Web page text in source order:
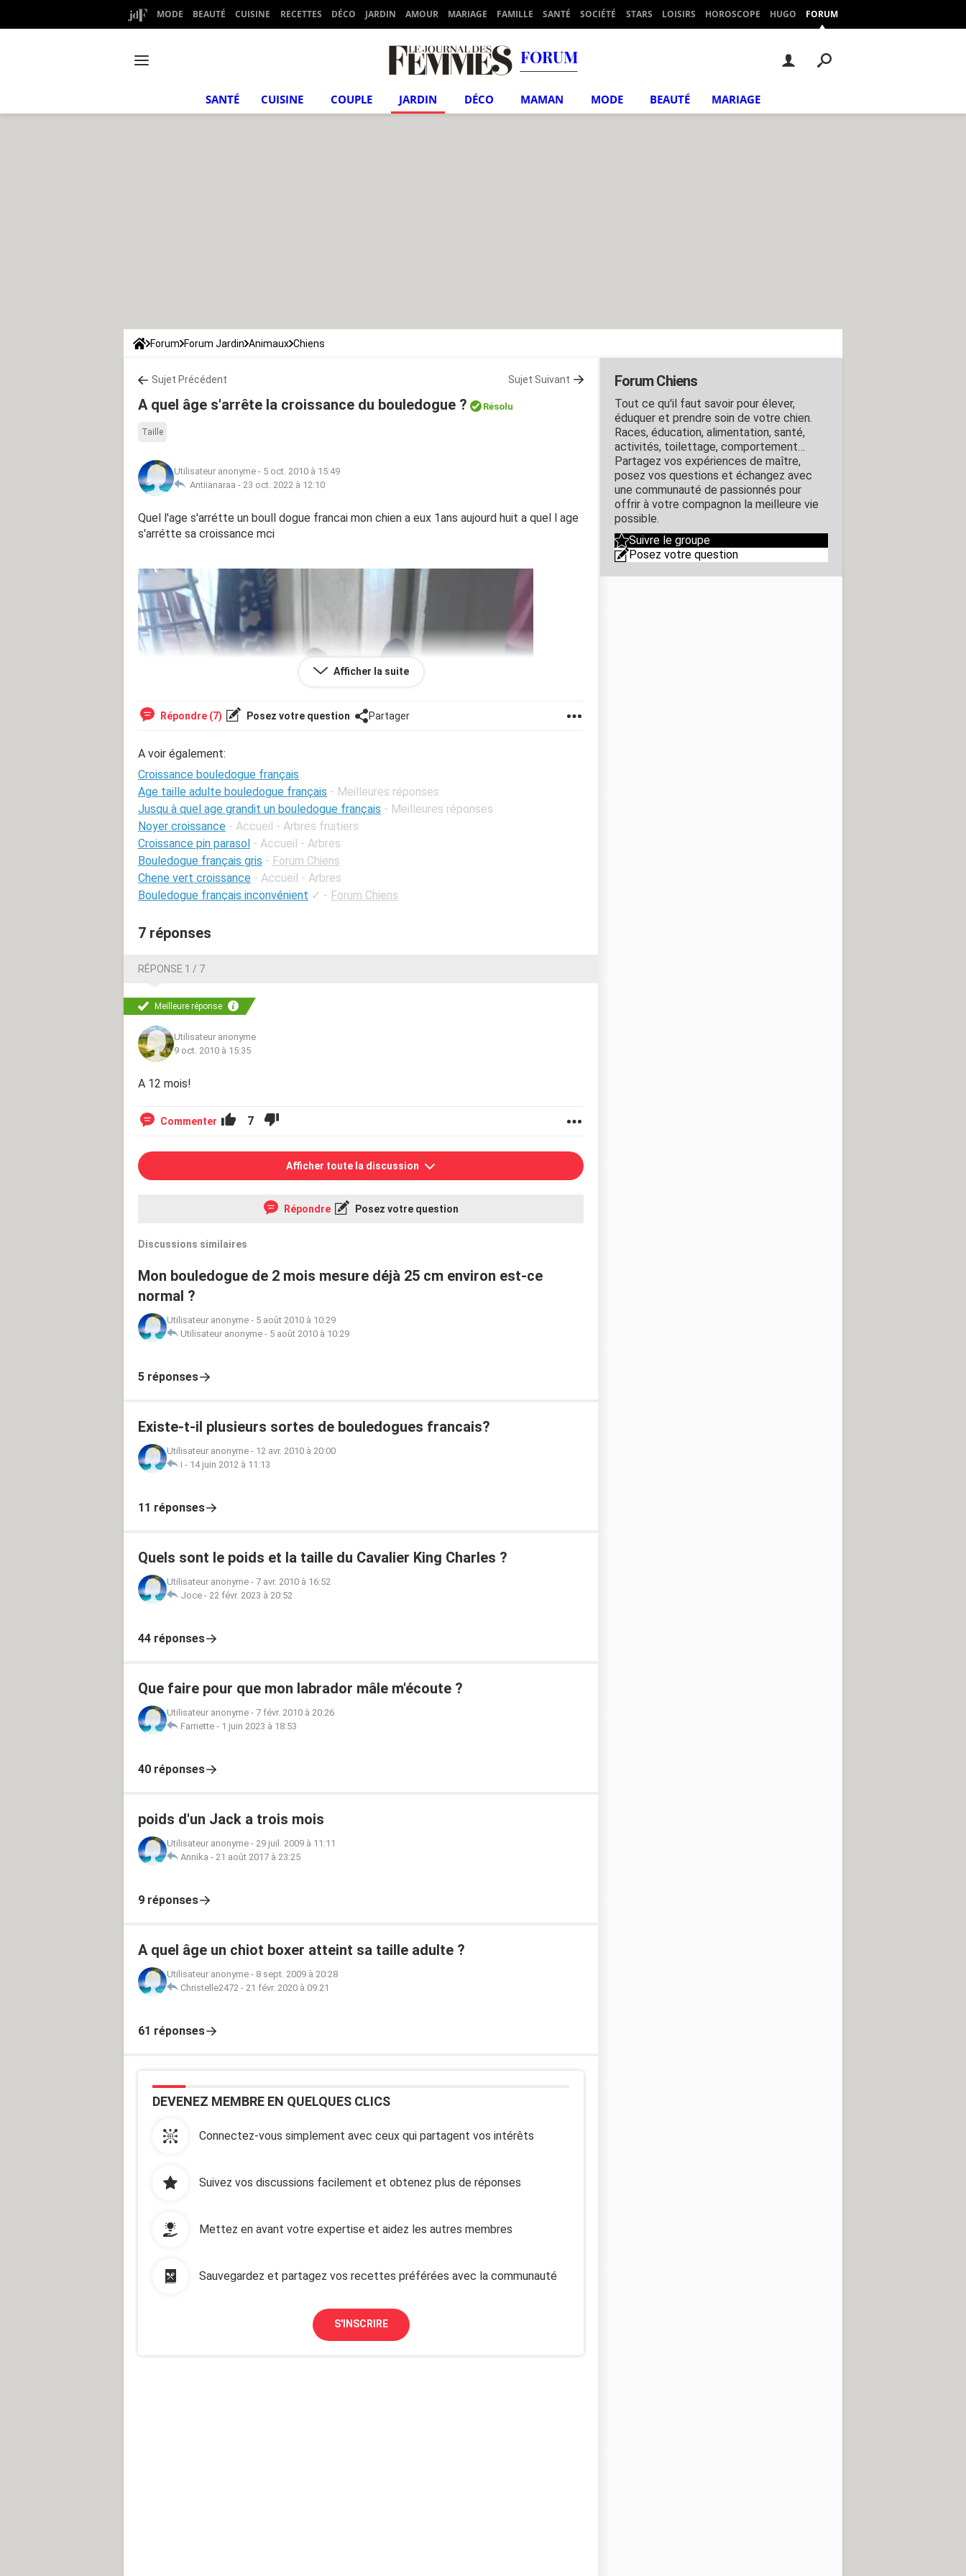
MODE BEAUTÉ CUISINE RECETTES DÉCO JARDIN AMOUR MARIAGE FAMILLE SANTÉ SOCIÉTÉ STARS LOISIRS HOROSCOPE HUGO FORUM
FORUM
SANTÉ CUISINE COUPLE JARDIN DÉCO MAMAN MODE BEAUTÉ MARIAGE
Forum Forum Jardin Animaux Chiens
Sujet Précédent Sujet Suivant
A quel âge s'arrête la croissance du bouledogue ? Résolu
Taille
Utilisateur anonyme - 5 oct. 2010 à 15:49
Antiianaraa - 23 oct. 2022 à 12:10
Quel l'age s'arrétte un boull dogue francai mon chien a eux 1ans aujourd huit a quel l age
s'arrétte sa croissance mci
Afficher la suite
Répondre (7) Posez votre question Partager
A voir également:
Croissance bouledogue français
Age taille adulte bouledogue français - Meilleures réponses
Jusqu à quel age grandit un bouledogue français - Meilleures réponses
Noyer croissance - Accueil - Arbres fruitiers
Croissance pin parasol - Accueil - Arbres
Bouledogue français gris - Forum Chiens
Chene vert croissance - Accueil - Arbres
Bouledogue français inconvénient ✓ - Forum Chiens
7 réponses
RÉPONSE 1 / 7
Meilleure réponse
Utilisateur anonyme
9 oct. 2010 à 15:35
A 12 mois!
Commenter 7
Afficher toute la discussion
Répondre Posez votre question
Discussions similaires
Mon bouledogue de 2 mois mesure déjà 25 cm environ est-ce
normal ?
Utilisateur anonyme - 5 août 2010 à 10:29
Utilisateur anonyme - 5 août 2010 à 10:29
5 réponses
Existe-t-il plusieurs sortes de bouledogues francais?
Utilisateur anonyme - 12 avr. 2010 à 20:00
i - 14 juin 2012 à 11:13
11 réponses
Quels sont le poids et la taille du Cavalier King Charles ?
Utilisateur anonyme - 7 avr. 2010 à 16:52
Joce - 22 févr. 2023 à 20:52
44 réponses
Que faire pour que mon labrador mâle m'écoute ?
Utilisateur anonyme - 7 févr. 2010 à 20:26
Farriette - 1 juin 2023 à 18:53
40 réponses
poids d'un Jack a trois mois
Utilisateur anonyme - 29 juil. 2009 à 11:11
Annika - 21 août 2017 à 23:25
9 réponses
A quel âge un chiot boxer atteint sa taille adulte ?
Utilisateur anonyme - 8 sept. 2009 à 20:28
Christelle2472 - 21 févr. 2020 à 09:21
61 réponses
DEVENEZ MEMBRE EN QUELQUES CLICS
Connectez-vous simplement avec ceux qui partagent vos intérêts
Suivez vos discussions facilement et obtenez plus de réponses
Mettez en avant votre expertise et aidez les autres membres
Sauvegardez et partagez vos recettes préférées avec la communauté
S'INSCRIRE
Forum Chiens
Tout ce qu'il faut savoir pour élever,
éduquer et prendre soin de votre chien.
Races, éducation, alimentation, santé,
activités, toilettage, comportement…
Partagez vos expériences de maître,
posez vos questions et échangez avec
une communauté de passionnés pour
offrir à votre compagnon la meilleure vie
possible.
Suivre le groupe
Posez votre question